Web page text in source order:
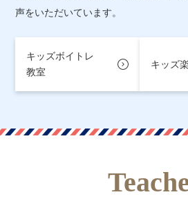
声をいただいています。
キッズボイトレ
教室
キッズ